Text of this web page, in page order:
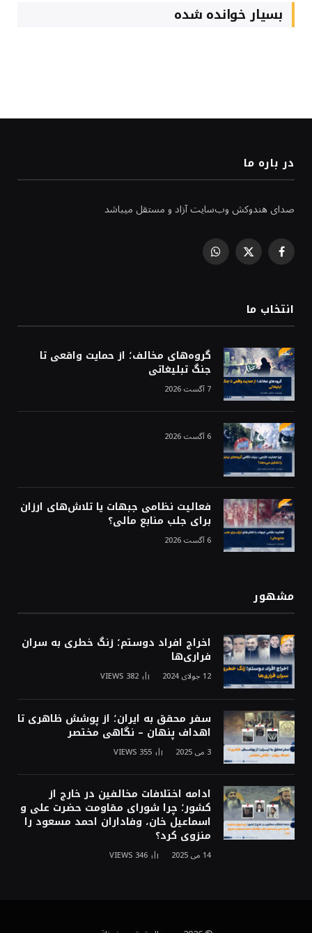
بسیار خوانده شده
در باره ما
صدای هندوکش وب‌سایت آزاد و مستقل میباشد
Facebook
X
WhatsApp
انتخاب ما
گروه‌های مخالف؛ از حمایت واقعی تا
جنگ تبلیغاتی
7 آگست 2026
6 آگست 2026
فعالیت نظامی جبهات یا تلاش‌های ارزان
برای جلب منابع مالی؟
6 آگست 2026
مشهور
اخراج افراد دوستم؛ زنگ خطری به سران
فراری‌ها
12 جولای 2024 382
VIEWS
سفر محقق به ایران؛ از پوشش ظاهری تا
اهداف پنهان – نگاهی مختصر
3 می 2025 355
VIEWS
ادامه اختلافات مخالفین در خارج از
کشور؛ چرا شورای مقاومت حضرت علی و
اسماعیل خان، وفاداران احمد مسعود را
منزوی کرد؟
14 می 2025 346
VIEWS